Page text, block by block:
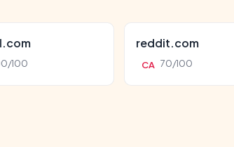
100
reddit.com
CA 70/100